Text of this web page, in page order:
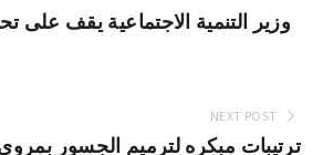
وزير التنمية الاجتماعية يقف على
NEXT POST
ترتيبات مبكره لترميم الجسور